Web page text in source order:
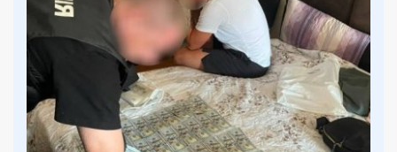
Рекламні блоки дають нам змогу
залишатися незалежними ЗМІ, а вам -
отримувати найсвіжіші новини під ними.
Приєднуйтесь також до 49000 в Google News. Слідкуйте
за останніми новинами!